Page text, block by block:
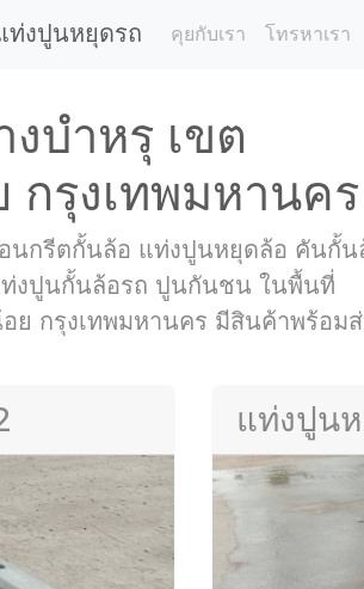
ท่งปูนหยุดรถ คุยกับเรา โทรหาเรา
บำหรุ เขต
กรุงเทพมหานคร
นกรีตกั้นล้อ แท่งปูนหยุดล้อ คันกั้น
งปูนกั้นล้อรถ ปูนกันชน ในพื้นที่
ย กรุงเทพมหานคร มีสินค้าพร้อม
แท่งปูนห